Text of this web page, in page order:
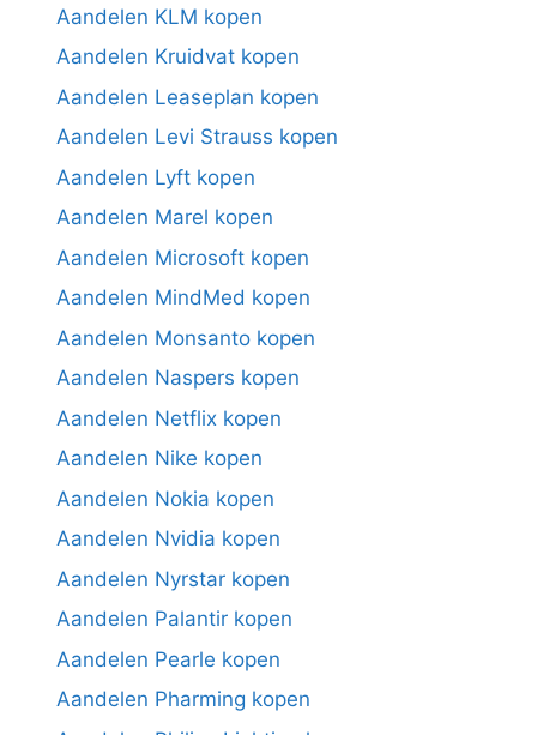
Aandelen KLM kopen
Aandelen Kruidvat kopen
Aandelen Leaseplan kopen
Aandelen Levi Strauss kopen
Aandelen Lyft kopen
Aandelen Marel kopen
Aandelen Microsoft kopen
Aandelen MindMed kopen
Aandelen Monsanto kopen
Aandelen Naspers kopen
Aandelen Netflix kopen
Aandelen Nike kopen
Aandelen Nokia kopen
Aandelen Nvidia kopen
Aandelen Nyrstar kopen
Aandelen Palantir kopen
Aandelen Pearle kopen
Aandelen Pharming kopen